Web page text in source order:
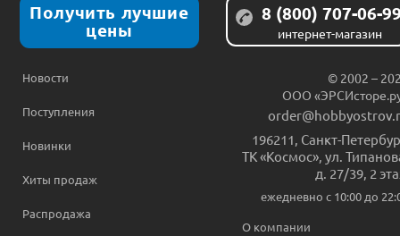
Получить лучшие
цены
8 (800) 707-06-
интернет-магазин
Новости
Поступления
Новинки
Хиты продаж
Распродажа
© 2002 –
ООО
196211, Санкт-
ТК «Космос», ул.
д. 27/39, 2
ежедневно c 10:00 до
О компании